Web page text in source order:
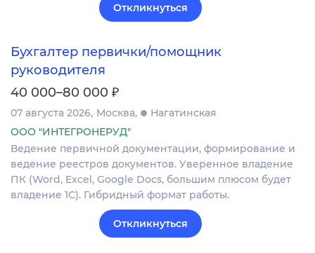
Откликнуться
Бухгалтер первички/помощник
руководителя
40 000–80 000 ₽
07 августа 2026 Москва
Нагатинская
ООО "ИНТЕГРОНЕРУД"
Ведение первичной документации, формирование и
ведение реестров документов. Уверенное владение
ПК (Word, Excel, Google Docs, большим плюсом будет
владение 1С). Гибридный формат работы.
Откликнуться